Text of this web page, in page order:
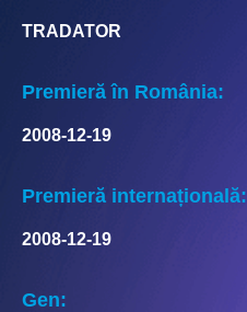
TRADATOR
Premieră în România:
2008-12-19
Premieră internațională:
2008-12-19
Gen: